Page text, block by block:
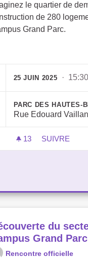
le quartier de
de 280
Grand Parc.
25 JUIN 2025 ·
PARC DES HAUTES-
Rue Edouard
13 13 ABONNÉS
SUIVRE
du
Grand Parc
Rencontre officielle